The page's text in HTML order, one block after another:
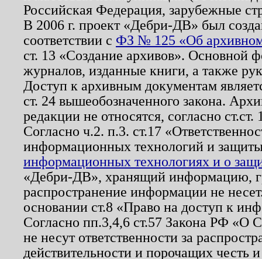
Российская Федерация, зарубежные
В 2006 г. проект «Дебри-ДВ» был
соответствии с ФЗ № 125 «Об
ст. 13 «Создание архивов». Основной
журналов, изданные книги, а также
Доступ к архивным документам
ст. 24 вышеобозначенного закона.
редакции не относятся, согласно
Согласно ч.2. п.3. ст.17
информационных технологий и
информационных технологиях и о
«Дебри-ДВ», хранящий информацию,
распространение информации не
основании ст.8 «Право на доступ к
Согласно пп.3,4,6 ст.57 Закона РФ «О
не несут ответственности за
действительности и порочащих честь